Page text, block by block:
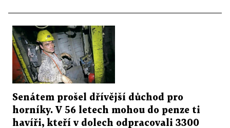
Senátem prošel dřívější důchod pro
horníky. V 56 letech mohou do penze ti
havíři, kteří v dolech odpracovali 3300